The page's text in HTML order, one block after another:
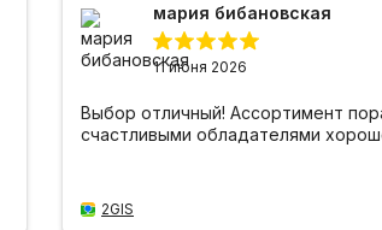
мария бибановская
11 июня 2026
Выбор отличный! Ассортимент
счастливыми обладателями
2GIS